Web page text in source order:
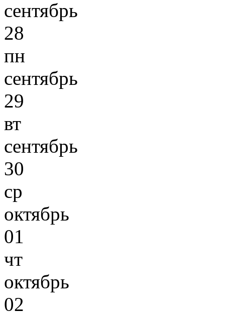
сентябрь
28
пн
сентябрь
29
вт
сентябрь
30
ср
октябрь
01
чт
октябрь
02